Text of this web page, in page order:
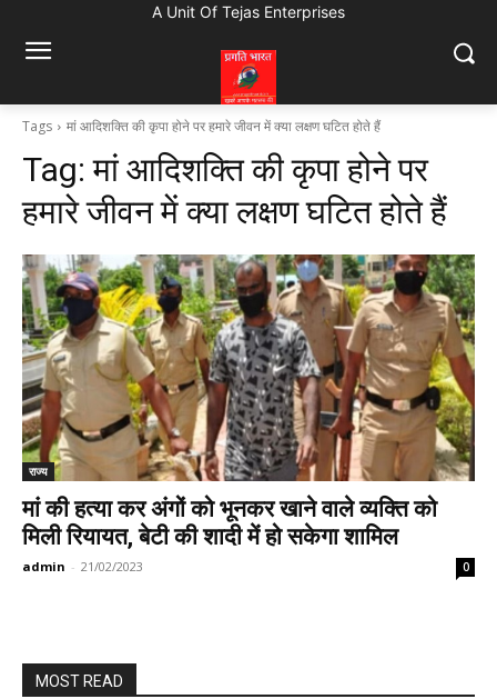
A Unit Of Tejas Enterprises
Tags मां आदिशक्ति की कृपा होने पर हमारे जीवन में क्या लक्षण घटित होते हैं
Tag:मां आदिशक्ति की कृपा होने पर
हमारे जीवन में क्या लक्षण घटित होते हैं
राज्य
मां की हत्या कर अंगों को भूनकर खाने वाले व्यक्ति को
मिली रियायत, बेटी की शादी में हो सकेगा शामिल
admin - 21/02/2023 0
MOST READ